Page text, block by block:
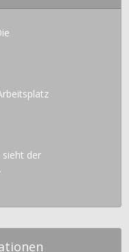
sieht der